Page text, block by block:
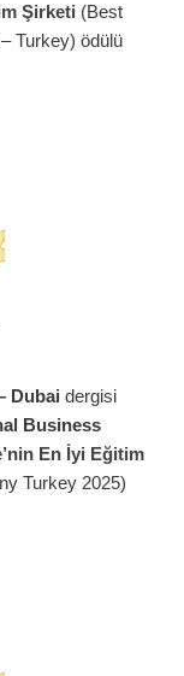
Şirketi (Best
Turkey) ödülü
Dubai dergisi
Business
En İyi Eğitim
Turkey 2025)